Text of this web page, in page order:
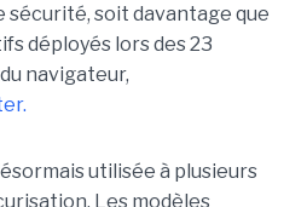
sécurité, soit davantage que
déployés lors des 23
navigateur,
utilisée à plusieurs
Les modèles